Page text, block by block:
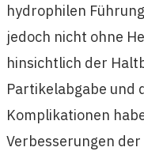
hydrophilen
jedoch nicht ohne
hinsichtlich der
Partikelabgabe und
Komplikationen
Verbesserungen